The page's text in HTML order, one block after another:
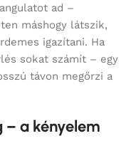
ad –
máshogy látszik,
igazítani. Ha
sokat számít – egy
távon megőrzi a
– a kényelem